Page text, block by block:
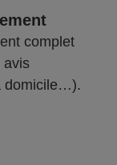
complet
avis
domicile…).